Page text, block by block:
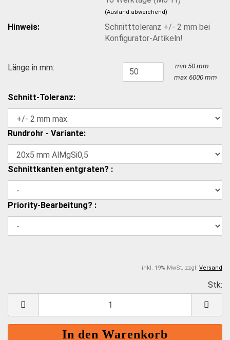
(Ausland abweichend)
Hinweis:
Schnitttoleranz +/- 2 mm bei
Konfigurator-Artikeln!
Länge in mm:
min 50 mm
max 6000 mm
Schnitt-Toleranz:
Rundrohr - Variante:
Schnittkanten entgraten? :
Priority-Bearbeitung? :
inkl. 19% MwSt. zzgl. Versand
Stk: